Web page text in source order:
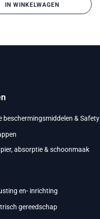
IN WINKELWAGEN
beschermingsmiddelen & Safety
absorptie & schoonmaak
en- inrichting
gereedschap